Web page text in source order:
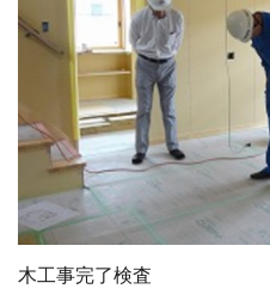
木工事完了検査